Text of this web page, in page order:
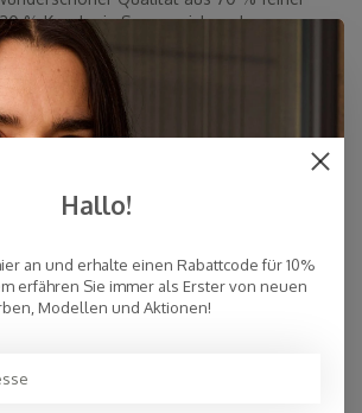
% Kaschmir. Superweich und
mit Stricksaum. Tragen Sie ihn mit
hinten oder zur Seite....
AUF LAGER
Hallo!
an und erhalte einen Rabattcode für 10%
erfähren Sie immer als Erster von neuen
Modellen und Aktionen!